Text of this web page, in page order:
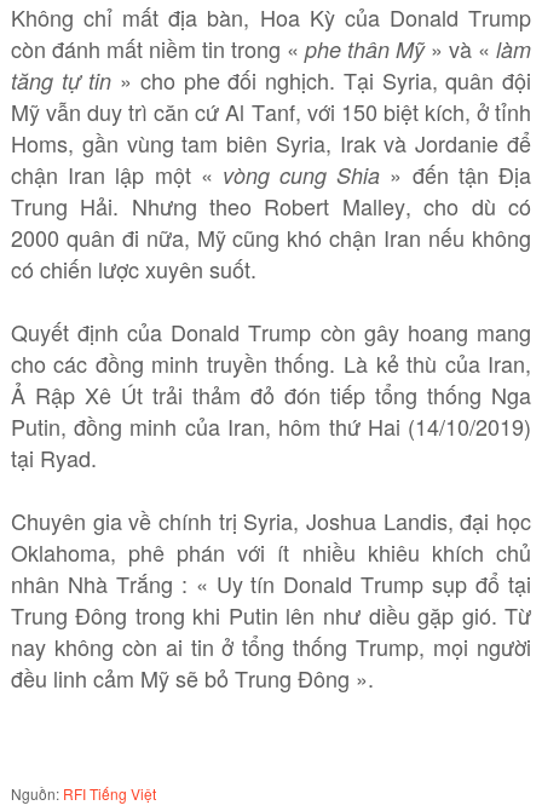
Không chỉ mất địa bàn, Hoa Kỳ của Donald Trump
còn đánh mất niềm tin trong « phe thân Mỹ» và «làm
tăng tự tin » cho phe đối nghịch. Tại Syria, quân đội
Mỹ vẫn duy trì căn cứ Al Tanf, với 150 biệt kích, ở tỉnh
Homs, gần vùng tam biên Syria, Irak và Jordanie để
chận Iran lập một « vòng cung Shia » đến tận Địa
Trung Hải. Nhưng theo Robert Malley, cho dù có
2000 quân đi nữa, Mỹ cũng khó chận Iran nếu không
có chiến lược xuyên suốt.
Quyết định của Donald Trump còn gây hoang mang
cho các đồng minh truyền thống. Là kẻ thù của Iran,
Ả Rập Xê Út trải thảm đỏ đón tiếp tổng thống Nga
Putin, đồng minh của Iran, hôm thứ Hai (14/10/2019)
tại Ryad.
Chuyên gia về chính trị Syria, Joshua Landis, đại học
Oklahoma, phê phán với ít nhiều khiêu khích chủ
nhân Nhà Trắng : « Uy tín Donald Trump sụp đổ tại
Trung Đông trong khi Putin lên như diều gặp gió. Từ
nay không còn ai tin ở tổng thống Trump, mọi người
đều linh cảm Mỹ sẽ bỏ Trung Đông ».
Nguồn: RFI Tiếng Việt